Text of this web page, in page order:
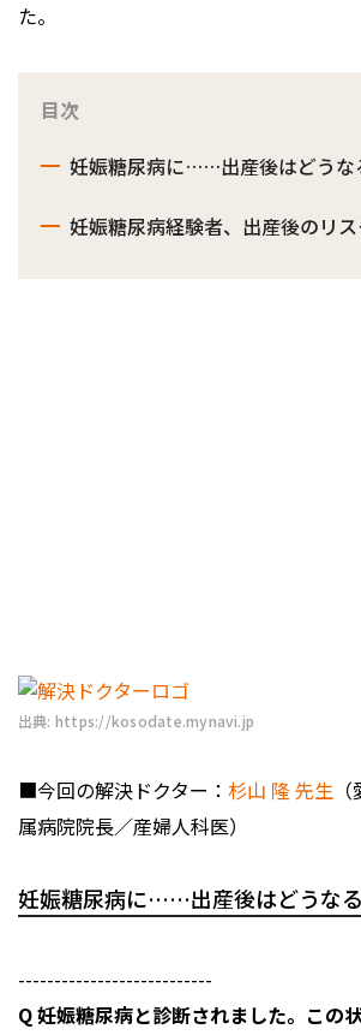
た。
目次
妊娠糖尿病に……出産後はどうな
妊娠糖尿病経験者、出産後のリス
出典: https://kosodate.mynavi.jp
■今回の解決ドクター： 杉山 隆 先生
属病院院長／産婦人科医）
妊娠糖尿病に……出産後はどうな
---------------------------
Q 妊娠糖尿病と診断されました。この